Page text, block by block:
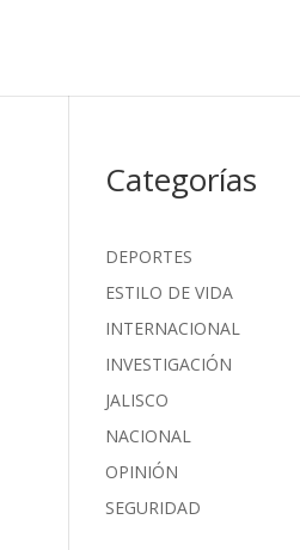
Categorías
DEPORTES
ESTILO DE VIDA
INTERNACIONAL
INVESTIGACIÓN
JALISCO
NACIONAL
OPINIÓN
SEGURIDAD